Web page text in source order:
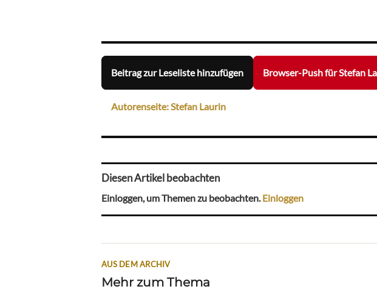
Beitrag zur Leseliste hinzufügen Browser-Push für Stefan
Autorenseite: Stefan Laurin
Diesen Artikel beobachten
Einloggen, um Themen zu beobachten.Einloggen
AUS DEM ARCHIV
Mehr zum Thema